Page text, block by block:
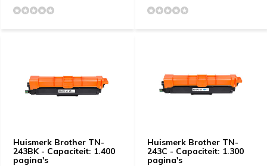
Huismerk Brother TN-
243BK - Capaciteit: 1.400
pagina's
Huismerk Brother TN-
243C - Capaciteit: 1.300
pagina's